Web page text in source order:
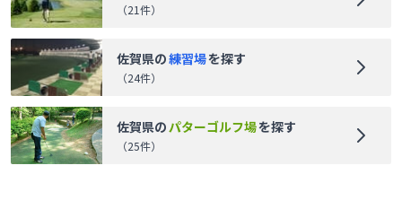
（21件）
佐賀県の練習場を探す
（24件）
佐賀県のパターゴルフ場を探す
（25件）